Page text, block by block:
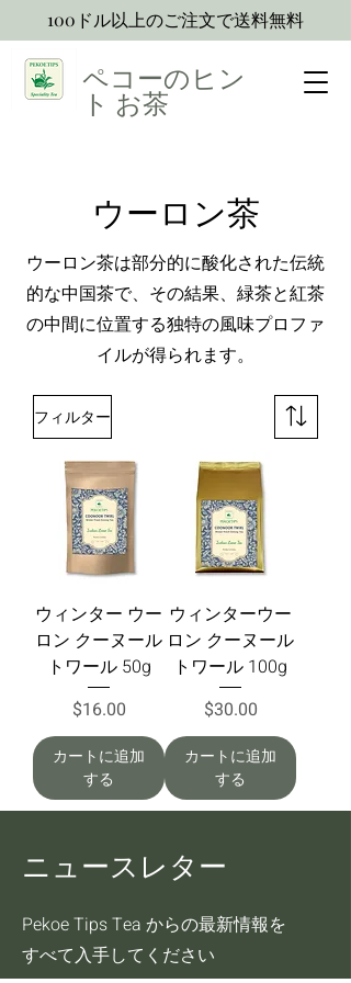
ペコーのヒン
ト お茶
100ドル以上のご注文で送料無料
ウーロン茶
ウーロン茶は部分的に酸化された伝統
的な中国茶で、その結果、緑茶と紅茶
の中間に位置する独特の風味プロファ
イルが得られます。
フィルター
ウィンター ウー
ロン クーヌール
トワール 50g
価格
$16.00
カートに追加
する
ウィンターウー
ロン クーヌール
トワール 100g
価格
$30.00
カートに追加
する
ニュースレター
Pekoe Tips Tea からの最新情報を
すべて入手してください